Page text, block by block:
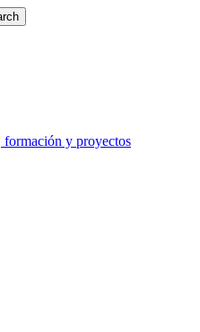
formación y proyectos